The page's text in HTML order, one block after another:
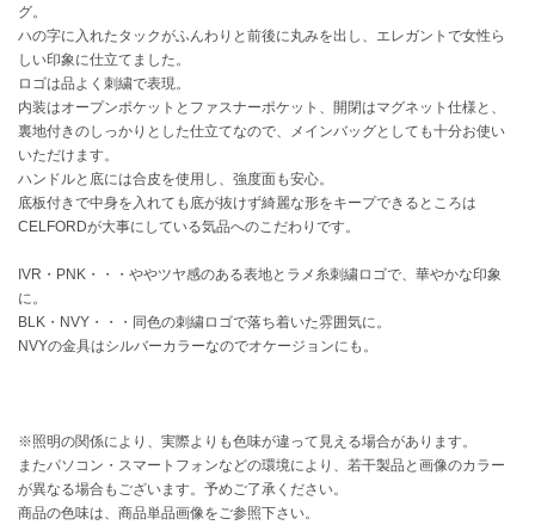
COLE HAAN
コール ハーン
CONVERSE
コンバース
DANSKIN
ダンスキン
EIMY ISTOIRE
エイミー イストワール
emmi atelier
エミ アトリエ
emmi yoga
エミヨガ
グ。
ハの字に入れたタックがふんわりと前後に丸みを出し、エレガントで女性ら
しい印象に仕立てました。
ロゴは品よく刺繍で表現。
内装はオープンポケットとファスナーポケット、開閉はマグネット仕様と、
裏地付きのしっかりとした仕立てなので、メインバッグとしても十分お使い
いただけます。
ハンドルと底には合皮を使用し、強度面も安心。
底板付きで中身を入れても底が抜けず綺麗な形をキープできるところは
CELFORDが大事にしている気品へのこだわりです。
IVR・PNK・・・ややツヤ感のある表地とラメ糸刺繍ロゴで、華やかな印象
に。
BLK・NVY・・・同色の刺繍ロゴで落ち着いた雰囲気に。
NVYの金具はシルバーカラーなのでオケージョンにも。
※照明の関係により、実際よりも色味が違って見える場合があります。
またパソコン・スマートフォンなどの環境により、若干製品と画像のカラー
が異なる場合もございます。予めご了承ください。
商品の色味は、商品単品画像をご参照下さい。